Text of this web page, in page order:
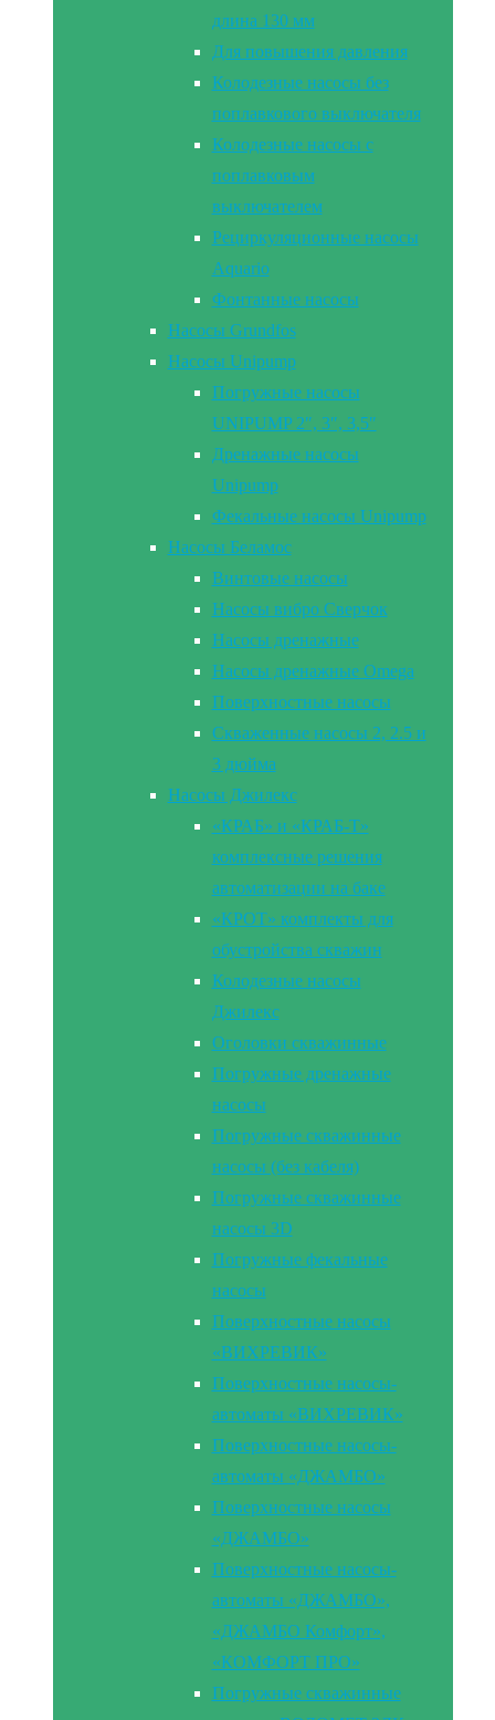
длина 130 мм
Для повышения давления
Колодезные насосы без
поплавкового выключателя
Колодезные насосы с
поплавковым
выключателем
Рециркуляционные насосы
Aquario
Фонтанные насосы
Насосы Grundfos
Насосы Unipump
Погружные насосы
UNIPUMP 2″, 3″, 3,5″
Дренажные насосы
Unipump
Фекальные насосы Unipump
Насосы Беламос
Винтовые насосы
Насосы вибро Сверчок
Насосы дренажные
Насосы дренажные Omega
Поверхностные насосы
Скваженные насосы 2, 2.5 и
3 дюйма
Насосы Джилекс
«КРАБ» и «КРАБ-Т»
комплексные решения
автоматизации на баке
«КРОТ» комплекты для
обустройства скважин
Колодезные насосы
Джилекс
Оголовки скважинные
Погружные дренажные
насосы
Погружные скважинные
насосы (без кабеля)
Погружные скважинные
насосы 3D
Погружные фекальные
насосы
Поверхностные насосы
«ВИХРЕВИК»
Поверхностные насосы-
автоматы «ВИХРЕВИК»
Поверхностные насосы-
автоматы «ДЖАМБО»
Поверхностные насосы
«ДЖАМБО»
Поверхностные насосы-
автоматы «ДЖАМБО»,
«ДЖАМБО Комфорт»,
«КОМФОРТ ПРО»
Погружные скважинные